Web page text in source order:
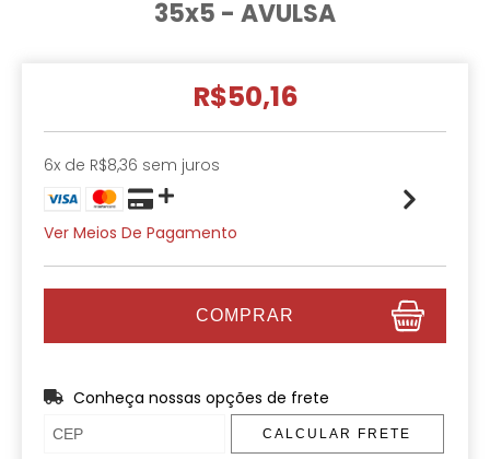
35x5 - AVULSA
R$50,16
6x de R$8,36 sem juros
Ver Meios De Pagamento
Conheça nossas opções de frete
CALCULAR FRETE